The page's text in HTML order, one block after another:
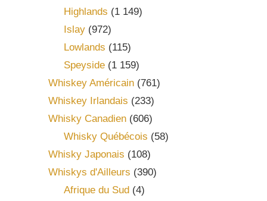
Highlands (1 149)
Islay(972)
Lowlands (115)
Speyside(1 159)
Whiskey Américain (761)
Whiskey Irlandais (233)
Whisky Canadien (606)
Whisky Québécois (58)
Whisky Japonais (108)
Whiskys d'Ailleurs (390)
Afrique du Sud(4)